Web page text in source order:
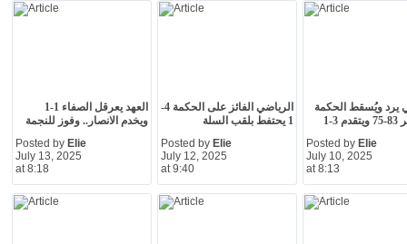
العهد يعرقل الصفاء 1-1
ويخدم الانصار.. وفوز للنجمة
Posted by Elie
July 13, 2025
at 8:18
الرياضي الفائز على الحكمة 4-
1 يحتفط بلقب السلة
Posted by Elie
July 12, 2025
at 9:40
يرد ويُسقط الحكمة
1
Posted by Elie
July 10, 2025
at 8:13